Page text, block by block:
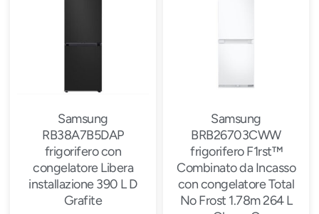
Samsung
RB38A7B5DAP
frigorifero con
congelatore Libera
installazione 390 L D
Grafite
Samsung
BRB26703CWW
frigorifero F1rst™
Combinato da Incasso
con congelatore Total
No Frost 1.78m 264 L